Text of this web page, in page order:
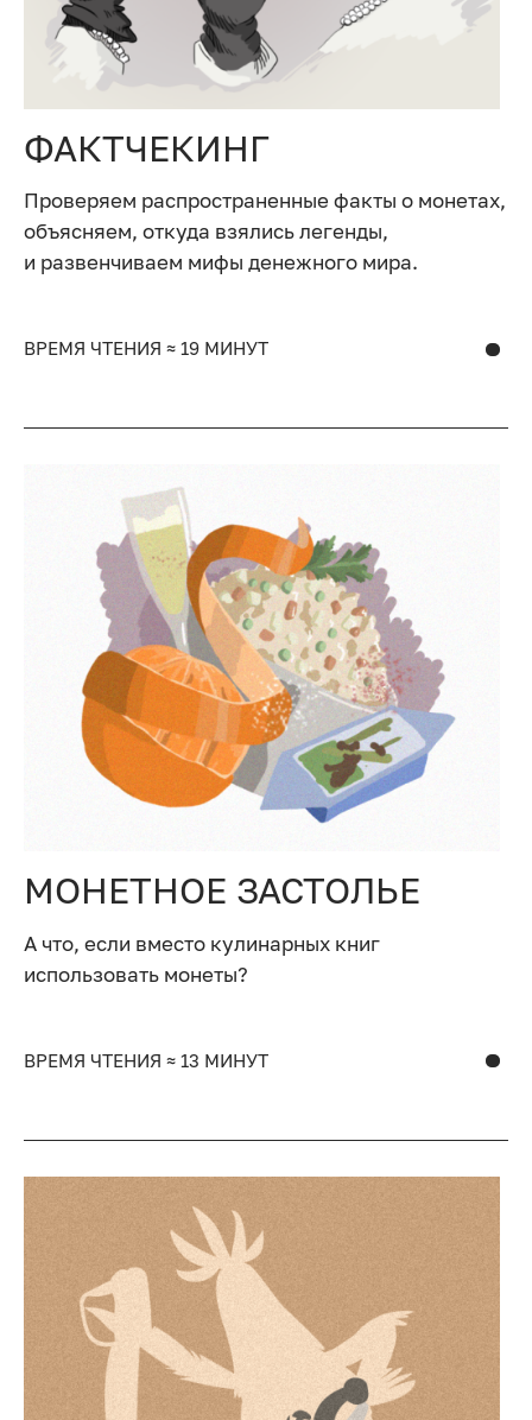
ФАКТЧЕКИНГ
Проверяем распространенные факты о монетах,
объясняем, откуда взялись легенды,
и развенчиваем мифы денежного мира.
ВРЕМЯ ЧТЕНИЯ ≈ 19 МИНУТ
МОНЕТНОЕ ЗАСТОЛЬЕ
А что, если вместо кулинарных книг
использовать монеты?
ВРЕМЯ ЧТЕНИЯ ≈ 13 МИНУТ